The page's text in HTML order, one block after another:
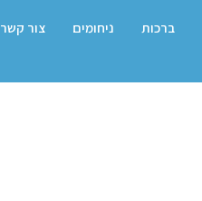
ברכות ניחומים צור קשר